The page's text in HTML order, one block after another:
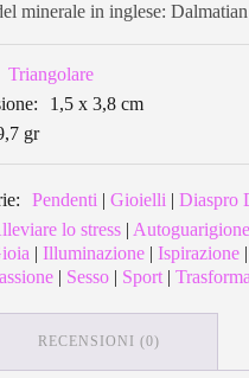
minerale in inglese:
Triangolare
1,5 x 3,8 cm
gr
Pendenti |Gioielli |Diaspro
lo stress | Autoguarigione
|Illuminazione |Ispirazione
| Sesso | Sport |
RECENSIONI (0)